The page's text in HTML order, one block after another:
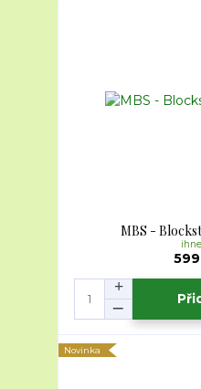
MBS -
Novinka